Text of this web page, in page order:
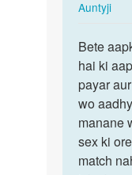
AuntyjiIn
to
pati
tak
by
Bete
aapki
baaton
se
toh…
Bete
hai ki
payar
wo
manane
sex ki
match